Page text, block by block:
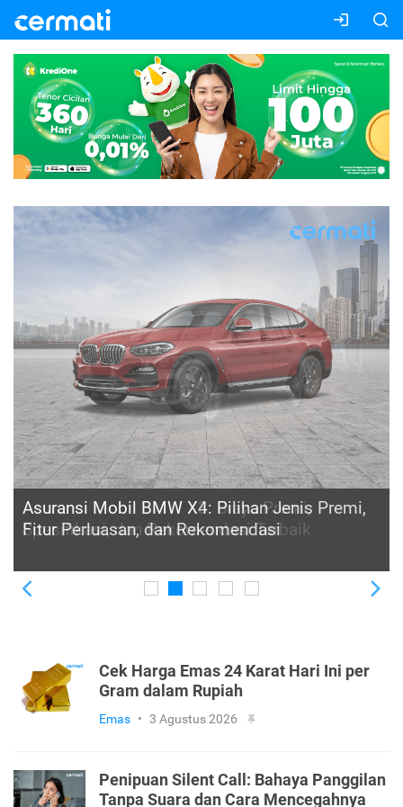
Asuransi Mobil BMW X4: Pilihan Jenis Premi,
Fitur Perluasan, dan Rekomendasi
Cek Harga Emas 24 Karat Hari Ini per
Gram dalam Rupiah
Emas • 3 Agustus 2026
Penipuan Silent Call: Bahaya Panggilan
Tanpa Suara dan Cara Mencegahnya